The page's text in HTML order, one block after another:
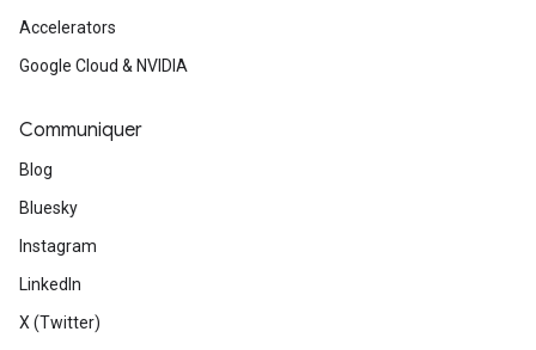
Accelerators
Google Cloud & NVIDIA
Communiquer
Blog
Bluesky
Instagram
LinkedIn
X (Twitter)